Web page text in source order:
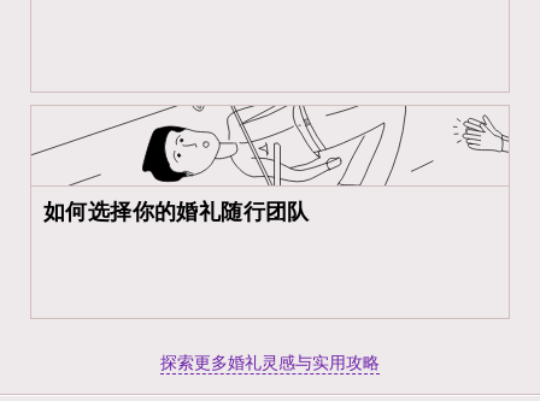
如何选择你的婚礼随行团队
探索更多婚礼灵感与实用攻略